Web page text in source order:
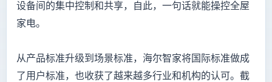
设备间的集中控制和共享，自此，一句话就能操控全屋
家电。
从产品标准升级到场景标准，海尔智家将国际标准做成
了用户标准，也收获了越来越多行业和机构的认可。截